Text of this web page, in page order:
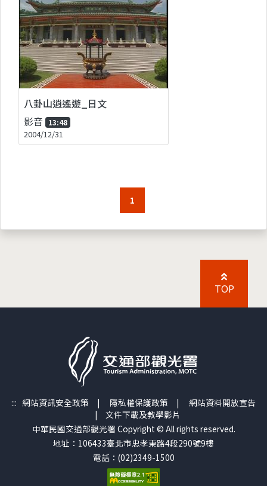
八卦山逍遙遊_日文
影音 13:48
2004/12/31
1
TOP
::: 網站資訊安全政策 | 隱私權保護政策 | 網站資料開放宣告
| 文件下載及教學影片
中華民國交通部觀光署 Copyright © All rights reserved.
地址：106433臺北市忠孝東路4段290號9樓
電話：(02)2349-1500